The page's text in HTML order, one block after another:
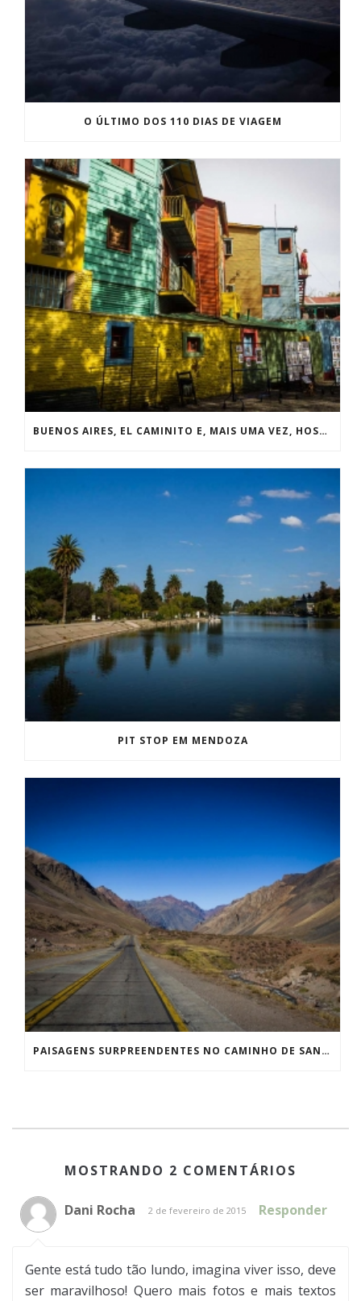
O ÚLTIMO DOS 110 DIAS DE VIAGEM
BUENOS AIRES, EL CAMINITO E, MAIS UMA VEZ, HOSPITALIDADE!
PIT STOP EM MENDOZA
PAISAGENS SURPREENDENTES NO CAMINHO DE SANTIAGO A MENDOZA
MOSTRANDO 2 COMENTÁRIOS
Dani Rocha 2 de fevereiro de 2015 Responder
Gente está tudo tão lundo, imagina viver isso, deve
ser maravilhoso! Quero mais fotos e mais textos